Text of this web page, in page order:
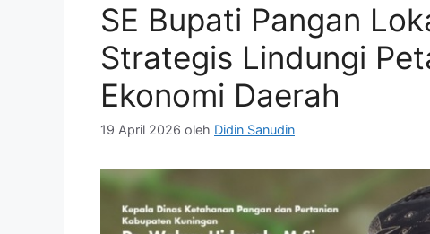
SE Bupati Pangan
Strategis Lindungi
Ekonomi Daerah
19 April 2026 oleh Didin Sanudin